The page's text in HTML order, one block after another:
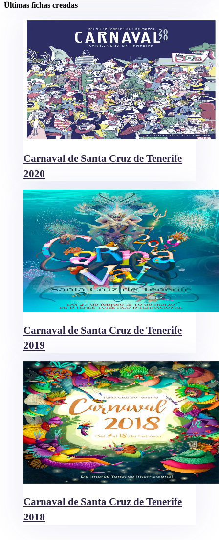
Últimas fichas creadas
Carnaval de Santa Cruz de Tenerife
2020
Carnaval de Santa Cruz de Tenerife
2019
Carnaval de Santa Cruz de Tenerife
2018